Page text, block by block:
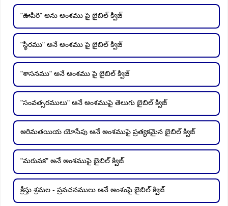
"ఊపిరి" అను అంశము పై బైబిల్ క్విజ్
"స్థిరము" అనే అంశము పై బైబిల్ క్విజ్
"శాసనము" అనే అంశము పై బైబిల్ క్విజ్
"సంవత్సరములు" అనే అంశముపై తెలుగు బైబిల్ క్విజ్
అరిమతయియ యోసేపు అనే అంశముపై ప్రత్యకమైన బైబిల్ క్విజ్
"మరువక" అనే అంశముపై బైబిల్ క్విజ్
క్రీస్తు శ్రమల - ప్రవచనములు అనే అంశంపై బైబిల్ క్విజ్